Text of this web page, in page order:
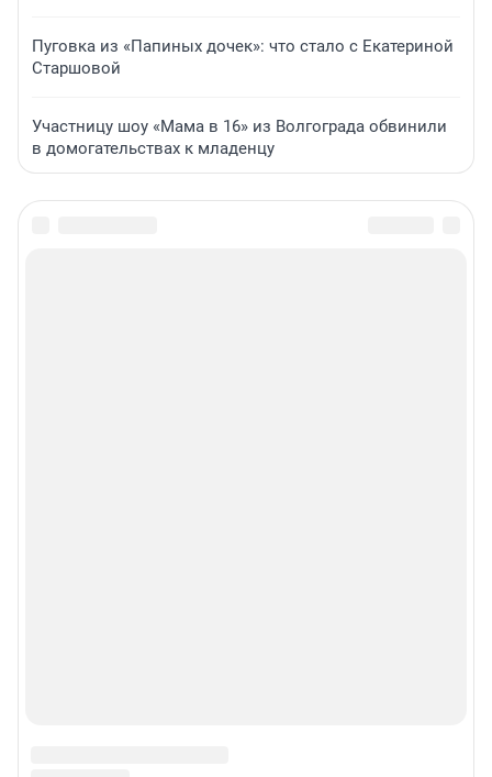
Пуговка из «Папиных дочек»: что стало с Екатериной
Старшовой
Участницу шоу «Мама в 16» из Волгограда обвинили
в домогательствах к младенцу